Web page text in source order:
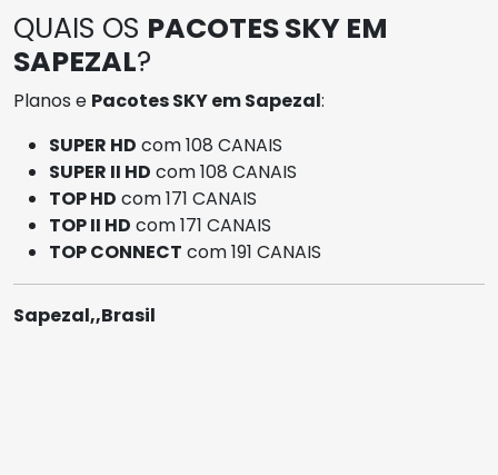
QUAIS OS PACOTES SKY EM
SAPEZAL?
Planos e Pacotes SKY em Sapezal:
SUPER HD com 108 CANAIS
SUPER II HD com 108 CANAIS
TOP HD com 171 CANAIS
TOP II HD com 171 CANAIS
TOP CONNECT com 191 CANAIS
Sapezal,,Brasil